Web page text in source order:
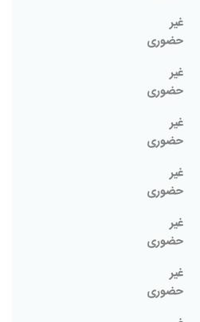
غیر
حضوری
غیر
حضوری
غیر
حضوری
غیر
حضوری
غیر
حضوری
غیر
حضوری